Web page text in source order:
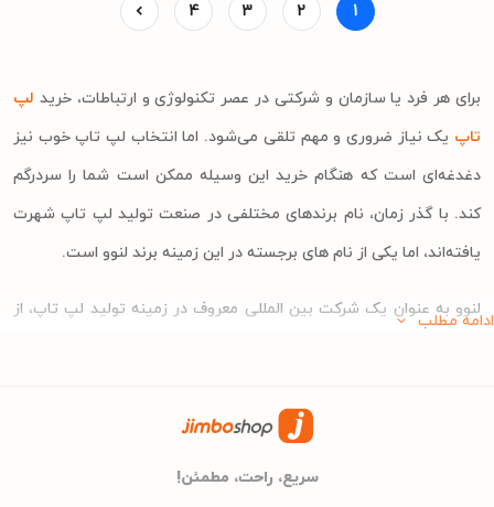
1
2
3
4
برای هر فرد یا سازمان و شرکتی در عصر تکنولوژی و ارتباطات، خرید لپ
تاپ یک نیاز ضروری و مهم تلقی می‌شود. اما انتخاب لپ تاپ خوب نیز
دغدغه‌ای است که هنگام خرید این وسیله ممکن است شما را سردرگم
کند. با گذر زمان، نام برندهای مختلفی در صنعت تولید لپ تاپ شهرت
یافته‌اند، اما یکی از نام های برجسته در این زمینه برند لنوو است.
لنوو به عنوان یک شرکت بین المللی معروف در زمینه تولید لپ تاپ، از
و ارائه خدمات پشتیبانی ایدئال، توانسته است به محبوبیت بالا بین
ادامه مطلب
سریع، راحت، مطمئن!